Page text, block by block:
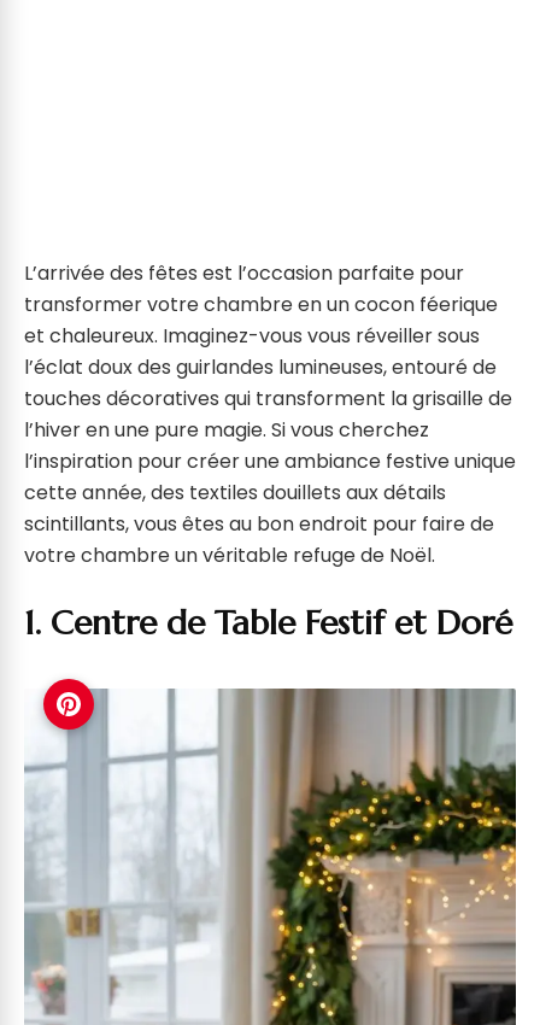
L’arrivée des fêtes est l’occasion parfaite pour
transformer votre chambre en un cocon féerique
et chaleureux. Imaginez-vous vous réveiller sous
l’éclat doux des guirlandes lumineuses, entouré de
touches décoratives qui transforment la grisaille de
l’hiver en une pure magie. Si vous cherchez
l’inspiration pour créer une ambiance festive unique
cette année, des textiles douillets aux détails
scintillants, vous êtes au bon endroit pour faire de
votre chambre un véritable refuge de Noël.
1. Centre de Table Festif et Doré